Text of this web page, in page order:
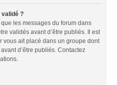
validé ?
les messages du forum dans
validés avant d’être publiés. Il est
vous ait placé dans un groupe dont
d’être publiés. Contactez